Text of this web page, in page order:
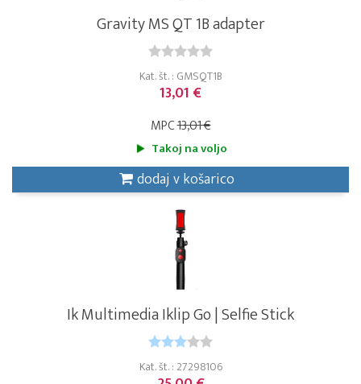
Gravity MS QT 1B adapter
Kat. št. : GMSQT1B
13,01 €
MPC13,01 €
Takoj na voljo
dodaj v košarico
Ik Multimedia Iklip Go | Selfie Stick
Kat. št. : 27298106